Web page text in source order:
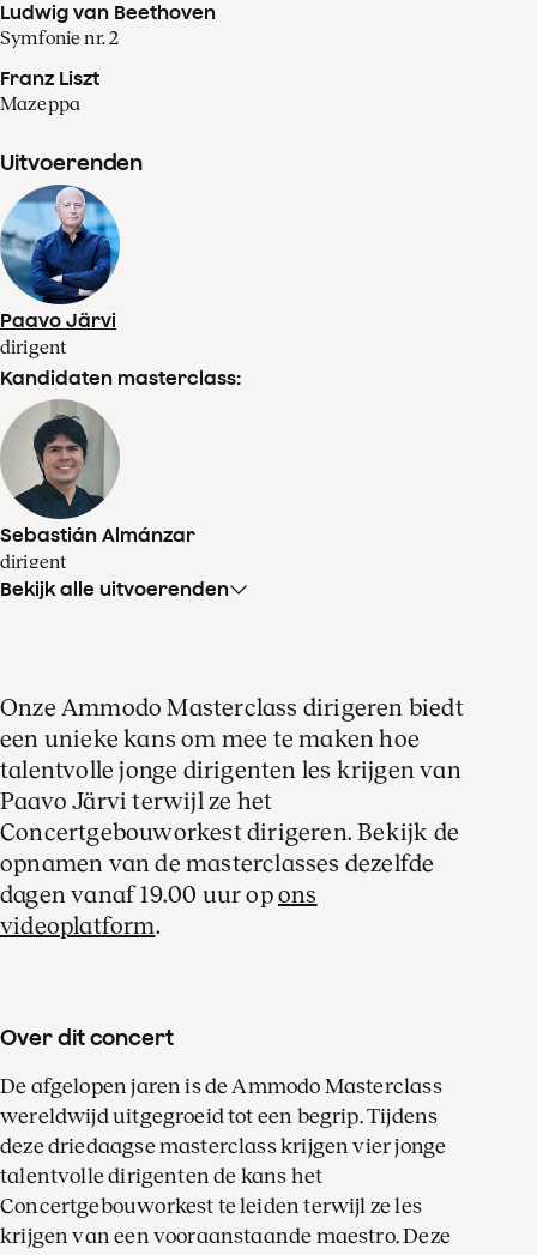
Ludwig van Beethoven
Symfonie nr. 2
Franz Liszt
Mazeppa
Uitvoerenden
Paavo Järvi
dirigent
Kandidaten masterclass:
Sebastián Almánzar
dirigent
Zofia Kiniorska
dirigent
Dayner Tafur-Diaz
dirigent
Swann van Rechem
dirigent
Bekijk alle uitvoerenden
Onze Ammodo Masterclass dirigeren biedt
een unieke kans om mee te maken hoe
talentvolle jonge dirigenten les krijgen van
Paavo Järvi terwijl ze het
Concertgebouworkest dirigeren. Bekijk de
opnamen van de masterclasses dezelfde
dagen vanaf 19.00 uur opons
videoplatform.
Over dit concert
De afgelopen jaren is de Ammodo Masterclass
wereldwijd uitgegroeid tot een begrip. Tijdens
deze driedaagse masterclass krijgen vier jonge
talentvolle dirigenten de kans het
Concertgebouworkest te leiden terwijl ze les
krijgen van een vooraanstaande maestro. Deze